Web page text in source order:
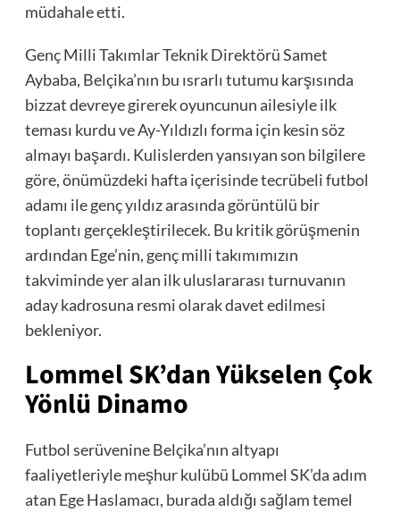
müdahale etti.
Genç Milli Takımlar Teknik Direktörü Samet
Aybaba, Belçika’nın bu ısrarlı tutumu karşısında
bizzat devreye girerek oyuncunun ailesiyle ilk
teması kurdu ve Ay-Yıldızlı forma için kesin söz
almayı başardı. Kulislerden yansıyan son bilgilere
göre, önümüzdeki hafta içerisinde tecrübeli futbol
adamı ile genç yıldız arasında görüntülü bir
toplantı gerçekleştirilecek. Bu kritik görüşmenin
ardından Ege’nin, genç milli takımımızın
takviminde yer alan ilk uluslararası turnuvanın
aday kadrosuna resmi olarak davet edilmesi
bekleniyor.
Lommel SK’dan Yükselen Çok
Yönlü Dinamo
Futbol serüvenine Belçika’nın altyapı
faaliyetleriyle meşhur kulübü Lommel SK’da adım
atan Ege Haslamacı, burada aldığı sağlam temel